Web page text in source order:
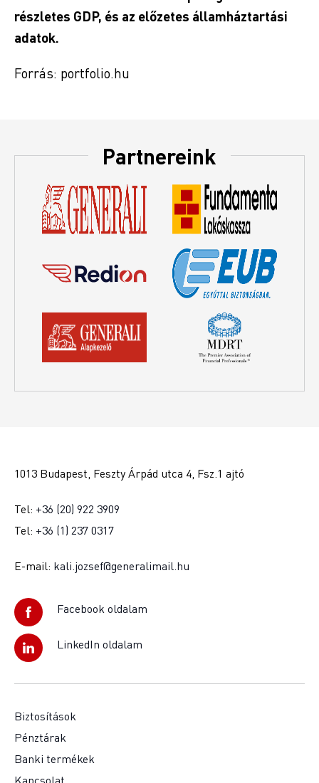
részletes GDP, és az előzetes államháztartási
adatok.
Forrás: portfolio.hu
Partnereink
1013 Budapest, Feszty Árpád utca 4, Fsz.1 ajtó
Tel: +36 (20) 922 3909
Tel: +36 (1) 237 0317
E-mail: kali.jozsef@generalimail.hu
Facebook oldalam
LinkedIn oldalam
Biztosítások
Pénztárak
Banki termékek
Kapcsolat